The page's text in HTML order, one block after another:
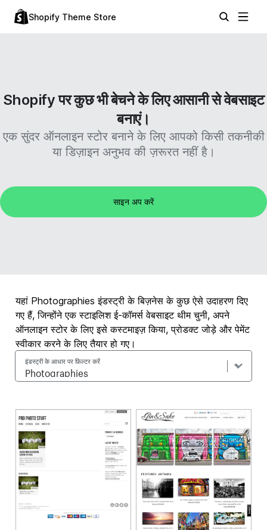
Shopify Theme Store
Shopify पर कुछ भी बेचने के लिए आसानी से वेबसाइट
बनाएं।
एक सुंदर ऑनलाइन स्टोर बनाने के लिए आपको किसी तकनीकी
या डिज़ाइन अनुभव की ज़रूरत नहीं है।
साइन अप करें
यहां Photographies इंडस्ट्री के बिज़नेस के कुछ ऐसे उदाहरण दिए
गए हैं, जिन्होंने एक स्टाइलिश ई-कॉमर्स वेबसाइट थीम चुनी, अपने
ऑनलाइन स्टोर के लिए इसे कस्टमाइज़ किया, प्रोडक्ट जोड़े और पेमेंट
स्वीकार करने के लिए तैयार हो गए।
इंडस्ट्री के आधार पर फ़िल्टर करें